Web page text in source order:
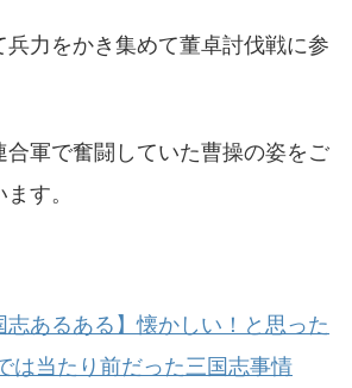
兵力をかき集めて董卓討伐戦に参
合軍で奮闘していた曹操の姿をご
す。
志あるある】懐かしい！と思った
は当たり前だった三国志事情